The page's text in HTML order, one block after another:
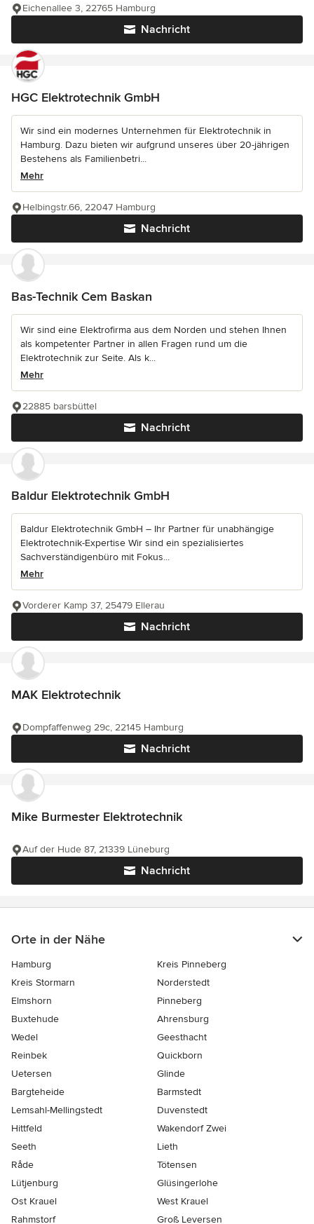
Nachricht
Eichenallee 3, 22765 Hamburg
HGC Elektrotechnik GmbH
Wir sind ein modernes Unternehmen für Elektrotechnik in
Hamburg. Dazu bieten wir aufgrund unseres über 20-jährigen
Bestehens als Familienbetri...
Mehr
Nachricht
Helbingstr.66, 22047 Hamburg
Bas-Technik Cem Baskan
Wir sind eine Elektrofirma aus dem Norden und stehen Ihnen
als kompetenter Partner in allen Fragen rund um die
Elektrotechnik zur Seite. Als k...
Mehr
Nachricht
22885 barsbüttel
Baldur Elektrotechnik GmbH
Baldur Elektrotechnik GmbH – Ihr Partner für unabhängige
Elektrotechnik-Expertise Wir sind ein spezialisiertes
Sachverständigenbüro mit Fokus...
Mehr
Nachricht
Vorderer Kamp 37, 25479 Ellerau
MAK Elektrotechnik
Nachricht
Dompfaffenweg 29c, 22145 Hamburg
Mike Burmester Elektrotechnik
Nachricht
Auf der Hude 87, 21339 Lüneburg
Orte in der Nähe
Hamburg
Kreis Pinneberg
Kreis Stormarn
Norderstedt
Elmshorn
Pinneberg
Buxtehude
Ahrensburg
Wedel
Geesthacht
Reinbek
Quickborn
Uetersen
Glinde
Bargteheide
Barmstedt
Lemsahl-Mellingstedt
Duvenstedt
Hittfeld
Wakendorf Zwei
Seeth
Lieth
Råde
Tötensen
Lütjenburg
Glüsingerlohe
Ost Krauel
West Krauel
Rahmstorf
Groß Leversen